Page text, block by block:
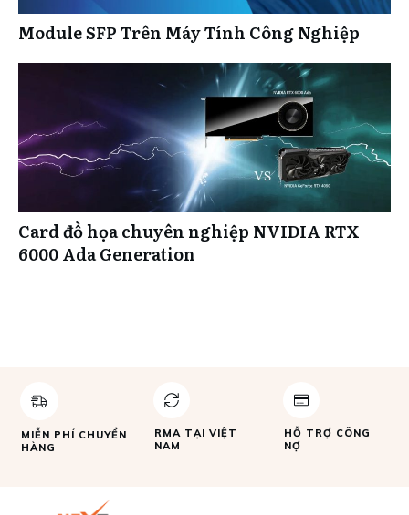
Module SFP Trên Máy Tính Công Nghiệp
Card đồ họa chuyên nghiệp NVIDIA RTX
6000 Ada Generation
MIỄN PHÍ CHUYỂN
HÀNG
RMA TẠI VIỆT
NAM
HỖ TRỢ CÔNG
NỢ